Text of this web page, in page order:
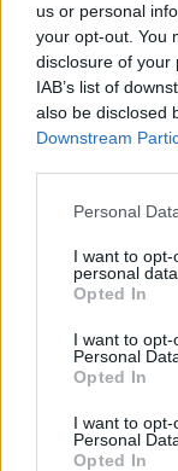
us or personal
your opt-out. You
disclosure of your
IAB’s list of
also be disclosed
Downstream
Please note that
not limited to
grant or deny
use your data for
consent section.
Personal
I want to
personal data.
Opted In
I want to
Personal
Opted In
I want to
Personal
Opted In
2016. június 10. 22:00
Mit nézünk
Otthoni
Nincs kedved
és az RTL